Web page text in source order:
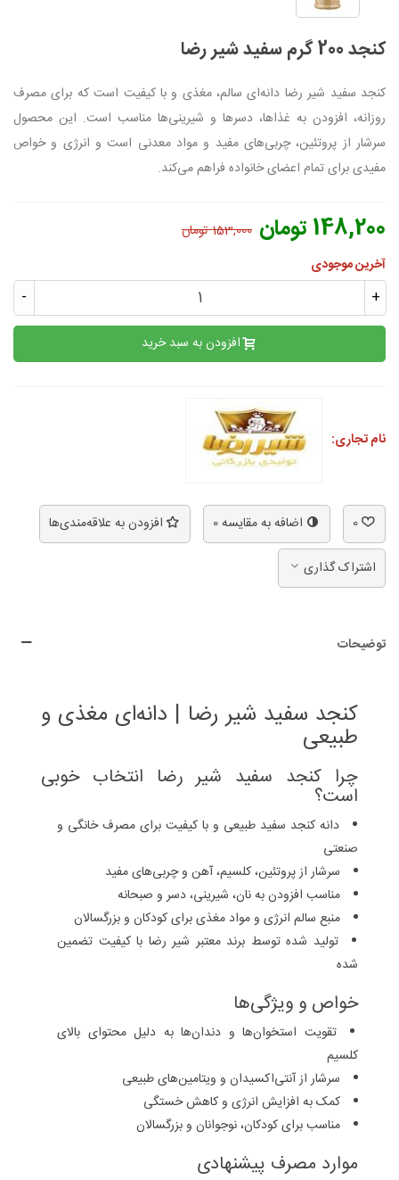
کنجد 200 گرم سفید شیر رضا
کنجد سفید شیر رضا دانه‌ای سالم، مغذی و با کیفیت است که برای مصرف
روزانه، افزودن به غذاها، دسرها و شیرینی‌ها مناسب است. این محصول
سرشار از پروتئین، چربی‌های مفید و مواد معدنی است و انرژی و خواص
مفیدی برای تمام اعضای خانواده فراهم می‌کند.
148,200 تومان
153,000 تومان
آخرین موجودی
- +
افزودن به سبد خرید
نام تجاری:
0 اضافه به مقایسه0 افزودن به علاقه‌مندی‌ها
اشتراک گذاری
توضیحات
کنجد سفید شیر رضا | دانه‌ای مغذی و
طبیعی
چرا کنجد سفید شیر رضا انتخاب خوبی
است؟
دانه کنجد سفید طبیعی و با کیفیت برای مصرف خانگی و
صنعتی
سرشار از پروتئین، کلسیم، آهن و چربی‌های مفید
مناسب افزودن به نان، شیرینی، دسر و صبحانه
منبع سالم انرژی و مواد مغذی برای کودکان و بزرگسالان
تولید شده توسط برند معتبر شیر رضا با کیفیت تضمین
شده
خواص و ویژگی‌ها
تقویت استخوان‌ها و دندان‌ها به دلیل محتوای بالای
کلسیم
سرشار از آنتی‌اکسیدان و ویتامین‌های طبیعی
کمک به افزایش انرژی و کاهش خستگی
مناسب برای کودکان، نوجوانان و بزرگسالان
موارد مصرف پیشنهادی